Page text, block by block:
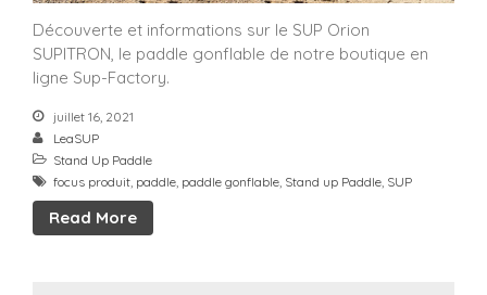
Découverte et informations sur le SUP Orion
SUPITRON, le paddle gonflable de notre boutique en
ligne Sup-Factory.
juillet 16, 2021
LeaSUP
Stand Up Paddle
focus produit paddle paddle gonflable Stand up Paddle SUP
Read More